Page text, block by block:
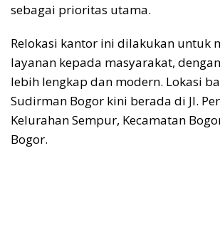
sebagai prioritas utama.
Relokasi kantor ini dilakukan untuk
layanan kepada masyarakat,
lebih lengkap dan modern. Lokasi
Sudirman Bogor kini berada di Jl.
KelurahanSempur, Kecamatan
Bogor.